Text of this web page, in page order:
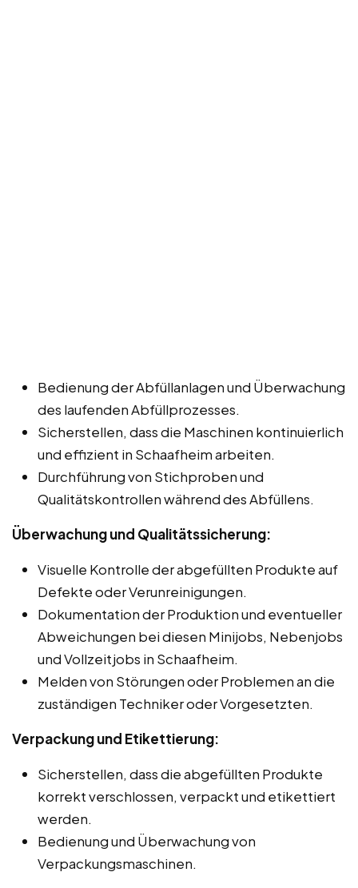
Bedienung der Abfüllanlagen und Überwachung
des laufenden Abfüllprozesses.
Sicherstellen, dass die Maschinen kontinuierlich
und effizient in Schaafheim arbeiten.
Durchführung von Stichproben und
Qualitätskontrollen während des Abfüllens.
Überwachung und Qualitätssicherung:
Visuelle Kontrolle der abgefüllten Produkte auf
Defekte oder Verunreinigungen.
Dokumentation der Produktion und eventueller
Abweichungen bei diesen Minijobs, Nebenjobs
und Vollzeitjobs in Schaafheim.
Melden von Störungen oder Problemen an die
zuständigen Techniker oder Vorgesetzten.
Verpackung und Etikettierung:
Sicherstellen, dass die abgefüllten Produkte
korrekt verschlossen, verpackt und etikettiert
werden.
Bedienung und Überwachung von
Verpackungsmaschinen.